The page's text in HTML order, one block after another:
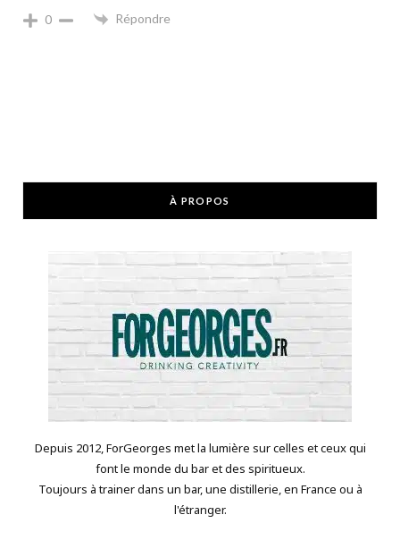
0 Répondre
À PROPOS
Depuis 2012, ForGeorges met la lumière sur celles et ceux qui
font le monde du bar et des spiritueux.
Toujours à trainer dans un bar, une distillerie, en France ou à
l'étranger.